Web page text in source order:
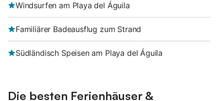
Windsurfen am Playa del Águila
Familiärer Badeausflug zum Strand
Südländisch Speisen am Playa del Águila
Die besten Ferienhäuser &